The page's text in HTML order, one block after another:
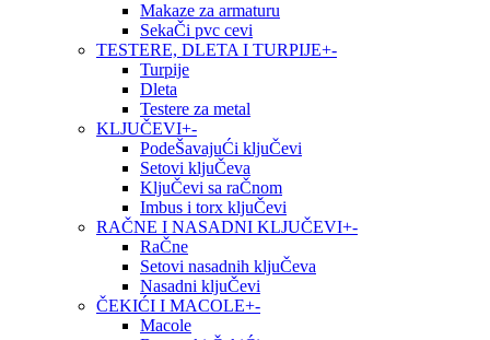
Makaze za armaturu
SekaČi pvc cevi
TESTERE, DLETA I TURPIJE+-
Turpije
Dleta
Testere za metal
KLJUČEVI+-
PodeŠavajuĆi kljuČevi
Setovi kljuČeva
KljuČevi sa raČnom
Imbus i torx kljuČevi
RAČNE I NASADNI KLJUČEVI+-
RaČne
Setovi nasadnih kljuČeva
Nasadni kljuČevi
ČEKIĆI I MACOLE+-
Macole